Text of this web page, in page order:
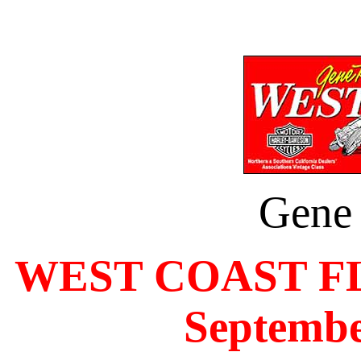
WEST COAST